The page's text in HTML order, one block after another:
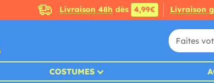
Livraison 48h dès 4,99€ Livraison
COSTUMES